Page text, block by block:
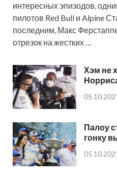
интересных эпизодов,
пилотов Red Bull и Alpine
последним, Макс
отрезок на жестких …
Хэм не
Палоу
гонку